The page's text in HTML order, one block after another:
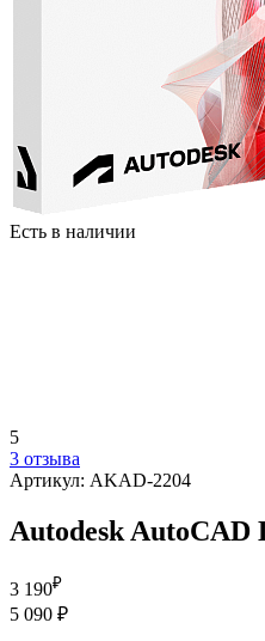
Есть в наличии
5
3 отзыва
Артикул: AKAD-2204
Autodesk AutoCAD
3 190₽
5 090 ₽